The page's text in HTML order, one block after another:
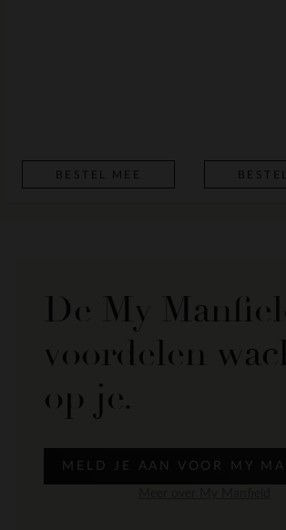
BESTEL MEE
De My
voordelen
op je.
MELD JE AAN VOOR MY